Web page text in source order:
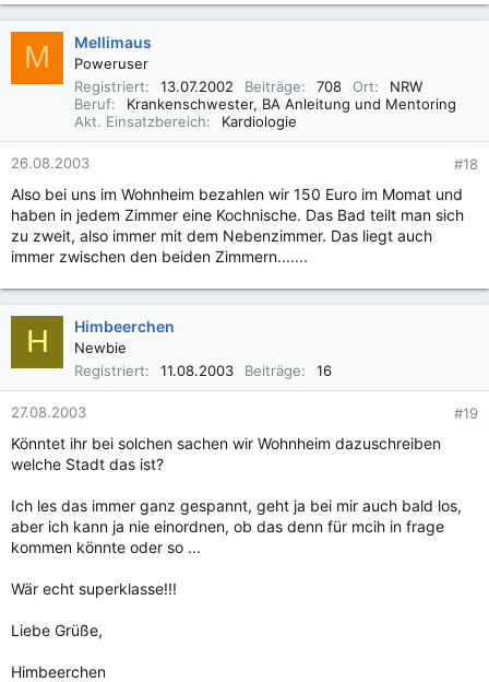
M Mellimaus
Poweruser
Registriert
13.07.2002 Beiträge 708 Ort
NRW
Beruf
Krankenschwester, BA Anleitung und Mentoring
Akt. Einsatzbereich
Kardiologie
26.08.2003 #18
Also bei uns im Wohnheim bezahlen wir 150 Euro im Momat und
haben in jedem Zimmer eine Kochnische. Das Bad teilt man sich
zu zweit, also immer mit dem Nebenzimmer. Das liegt auch
immer zwischen den beiden Zimmern.......
H Himbeerchen
Newbie
Registriert
11.08.2003 Beiträge 16
27.08.2003 #19
Könntet ihr bei solchen sachen wir Wohnheim dazuschreiben
welche Stadt das ist?
Ich les das immer ganz gespannt, geht ja bei mir auch bald los,
aber ich kann ja nie einordnen, ob das denn für mcih in frage
kommen könnte oder so ...
Wär echt superklasse!!!
Liebe Grüße,
Himbeerchen